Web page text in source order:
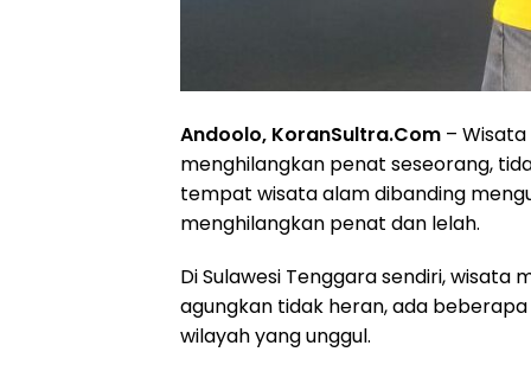
Andoolo, KoranSultra.Com –
menghilangkan penat seseorang,
tempat wisata alam dibanding
menghilangkan penat dan lelah.
Di Sulawesi Tenggara sendiri,
agungkan tidak heran, ada
wilayah yang unggul.